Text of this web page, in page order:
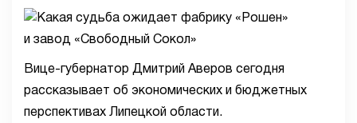
Вице-губернатор Дмитрий Аверов сегодня
рассказывает об экономических и бюджетных
перспективах Липецкой области.